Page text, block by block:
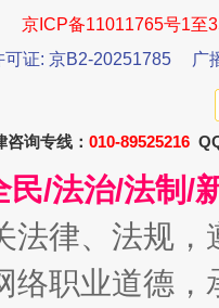
魏明亮
京ICP备11011765号1至
可证: 京B2-20251785
广
询专线： 010-89525216
民/法治/法制/
法律、法规
络职业道德